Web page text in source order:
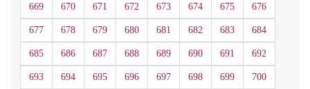
669 670 671 672 673 674 675 676
677 678 679 680 681 682 683 684
685 686 687 688 689 690 691 692
693 694 695 696 697 698 699 700